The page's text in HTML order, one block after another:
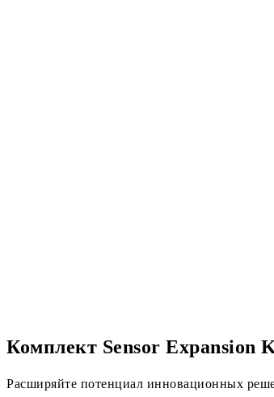
Комплект Sensor Expansion
Расширяйте потенциал инновационных